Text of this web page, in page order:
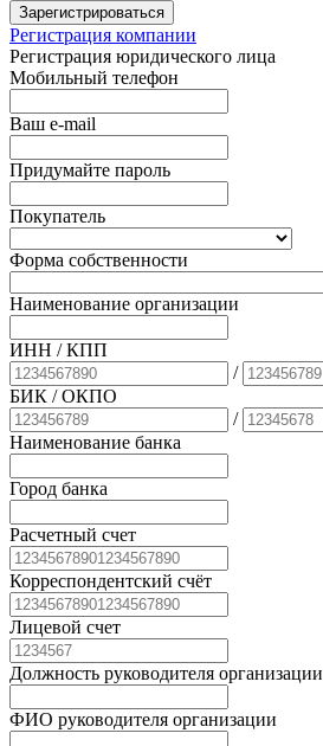
Зарегистрироваться
Регистрация компании
Регистрация юридического лица
Мобильный телефон
Ваш e-mail
Придумайте пароль
Покупатель
Форма собственности
Наименование организации
ИНН / КПП
/
БИК / ОКПО
/
Наименование банка
Город банка
Расчетный счет
Корреспондентский счёт
Лицевой счет
Должность руководителя организации
ФИО руководителя организации